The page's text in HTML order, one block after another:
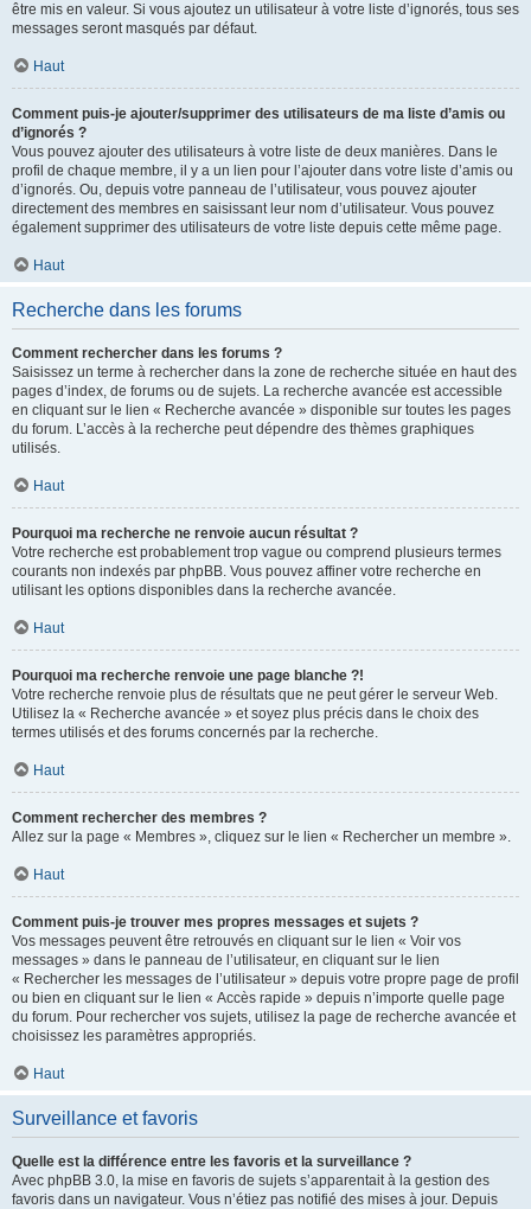
être mis en valeur. Si vous ajoutez un utilisateur à votre liste d’ignorés, tous ses
messages seront masqués par défaut.
Haut
Comment puis-je ajouter/supprimer des utilisateurs de ma liste d’amis ou
d’ignorés ?
Vous pouvez ajouter des utilisateurs à votre liste de deux manières. Dans le
profil de chaque membre, il y a un lien pour l’ajouter dans votre liste d’amis ou
d’ignorés. Ou, depuis votre panneau de l’utilisateur, vous pouvez ajouter
directement des membres en saisissant leur nom d’utilisateur. Vous pouvez
également supprimer des utilisateurs de votre liste depuis cette même page.
Haut
Recherche dans les forums
Comment rechercher dans les forums ?
Saisissez un terme à rechercher dans la zone de recherche située en haut des
pages d’index, de forums ou de sujets. La recherche avancée est accessible
en cliquant sur le lien « Recherche avancée » disponible sur toutes les pages
du forum. L’accès à la recherche peut dépendre des thèmes graphiques
utilisés.
Haut
Pourquoi ma recherche ne renvoie aucun résultat ?
Votre recherche est probablement trop vague ou comprend plusieurs termes
courants non indexés par phpBB. Vous pouvez affiner votre recherche en
utilisant les options disponibles dans la recherche avancée.
Haut
Pourquoi ma recherche renvoie une page blanche ?!
Votre recherche renvoie plus de résultats que ne peut gérer le serveur Web.
Utilisez la « Recherche avancée » et soyez plus précis dans le choix des
termes utilisés et des forums concernés par la recherche.
Haut
Comment rechercher des membres ?
Allez sur la page « Membres », cliquez sur le lien « Rechercher un membre ».
Haut
Comment puis-je trouver mes propres messages et sujets ?
Vos messages peuvent être retrouvés en cliquant sur le lien « Voir vos
messages » dans le panneau de l’utilisateur, en cliquant sur le lien
« Rechercher les messages de l’utilisateur » depuis votre propre page de profil
ou bien en cliquant sur le lien « Accès rapide » depuis n’importe quelle page
du forum. Pour rechercher vos sujets, utilisez la page de recherche avancée et
choisissez les paramètres appropriés.
Haut
Surveillance et favoris
Quelle est la différence entre les favoris et la surveillance ?
Avec phpBB 3.0, la mise en favoris de sujets s’apparentait à la gestion des
favoris dans un navigateur. Vous n’étiez pas notifié des mises à jour. Depuis